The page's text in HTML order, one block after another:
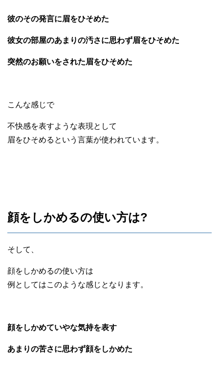
彼のその発言に眉をひそめた
彼女の部屋のあまりの汚さに思わず眉をひそめた
突然のお願いをされた眉をひそめた
こんな感じで
不快感を表すような表現として
眉をひそめるという言葉が使われています。
顔をしかめるの使い方は?
そして、
顔をしかめるの使い方は
例としてはこのような感じとなります。
顔をしかめていやな気持を表す
あまりの苦さに思わず顔をしかめた